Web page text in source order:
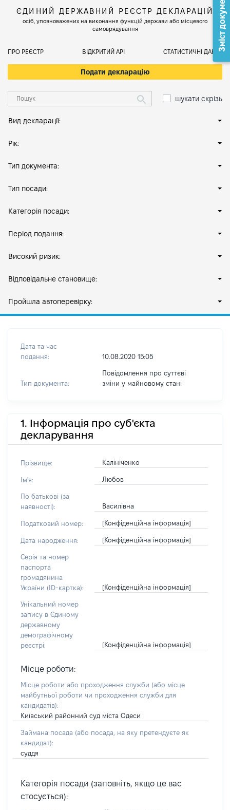
ЄДИНИЙ ДЕРЖАВНИЙ РЕЄСТР ДЕКЛАРАЦІЙ
осіб, уповноважених на виконання функцій держави або місцевого
самоврядування
ПРО РЕЄСТР ВІДКРИТИЙ АРІ СТАТИСТИЧНІ ДАНІ
Подати декларацію
шукати скрізь
Вид декларації:
Рік:
Тип документа:
Тип посади:
Категорія посади:
Період подання:
Високий ризик:
Відповідальне становище:
Пройшла автоперевірку:
Дата та час
подання:
10.08.2020 15:05
Тип документа:
Повідомлення про суттєві
зміни y майновому стані
1. Інформація про суб'єкта
декларування
Прізвище: Калініченко
Ім'я: Любов
По батькові (за
наявності):
Василівна
Податковий номер: [Конфіденційна інформація]
Дата народження: [Конфіденційна інформація]
Серія та номер
паспорта
громадянина
України (ID-картка):
[Конфіденційна інформація]
Унікальний номер
запису в Єдиному
державному
демографічному
реєстрі:
[Конфіденційна інформація]
Місце роботи:
Місце роботи або проходження служби (або місце
майбутньої роботи чи проходження служби для
кандидатів):
Київський районний суд міста Одеси
Займана посада (або посада, на яку претендуєте як
кандидат):
суддя
Категорія посади (заповніть, якщо це вас
стосується):
Зміст документа